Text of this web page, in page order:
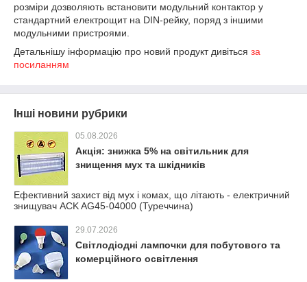
розміри дозволяють встановити модульний контактор у
стандартний електрощит на DIN-рейку, поряд з іншими
модульними пристроями.
Детальнішу інформацію про новий продукт дивіться за
посиланням
Інші новини рубрики
05.08.2026
Акція: знижка 5% на світильник для
знищення мух та шкідників
Ефективний захист від мух і комах, що літають - електричний
знищувач ACK AG45-04000 (Туреччина)
29.07.2026
Світлодіодні лампочки для побутового та
комерційного освітлення